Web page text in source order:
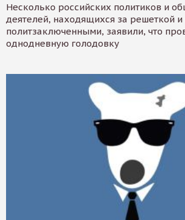
Несколько российских политиков и
деятелей, находящихся за решеткой
политзаключенными, заявили, что
однодневную голодовку